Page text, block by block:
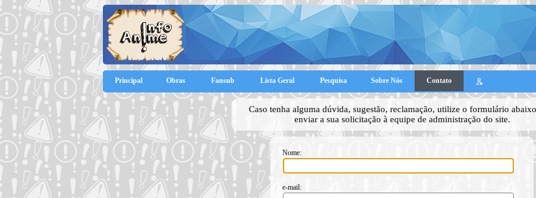
Principal Obras Fansub Lista Geral Pesquisa Sobre Nós Contato
Caso tenha alguma dúvida, sugestão, reclamação, utilize o formulário
enviar a sua solicitação à equipe de administração do site.
Nome:
e-mail: